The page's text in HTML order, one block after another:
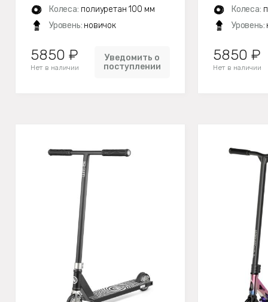
Колеса: полиуретан 100 мм
Уровень: новичок
5850 ₽
Нет в наличии
Уведомить о
поступлении
Колеса:
Уровень:
5850 ₽
Нет в наличии